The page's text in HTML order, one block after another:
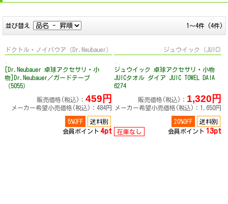
並び替え 1～4件 (4件)
ドクトル・ノイバウア（Dr.Neubauer）
[Dr.Neubauer 卓球アクセサリ・小
物]Dr.Neubauer／ガードテープ
（5055）
販売価格(税込)： 459円
メーカー希望小売価格(税込)：484円
5%OFF
送料別
会員ポイント 4pt
ジュウイック（JUIC)
ジュウイック 卓球アクセサリ・小物
JUICタオル ダイア JUIC TOWEL DAIA
6274
販売価格(税込)： 1,320円
メーカー希望小売価格(税込)：1,650円
20%OFF
送料別
在庫なし
会員ポイント 13pt